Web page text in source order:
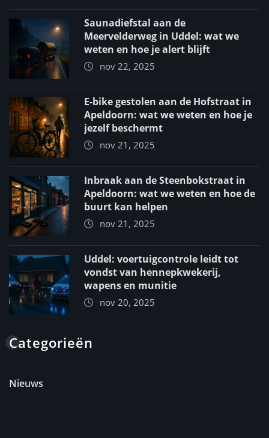
Saunadiefstal aan de
Meervelderweg in Uddel: wat we
weten en hoe je alert blijft
nov 22, 2025
E-bike gestolen aan de Hofstraat in
Apeldoorn: wat we weten en hoe je
jezelf beschermt
nov 21, 2025
Inbraak aan de Steenbokstraat in
Apeldoorn: wat we weten en hoe de
buurt kan helpen
nov 21, 2025
Uddel: voertuigcontrole leidt tot
vondst van hennepkwekerij,
wapens en munitie
nov 20, 2025
Categorieën
Nieuws